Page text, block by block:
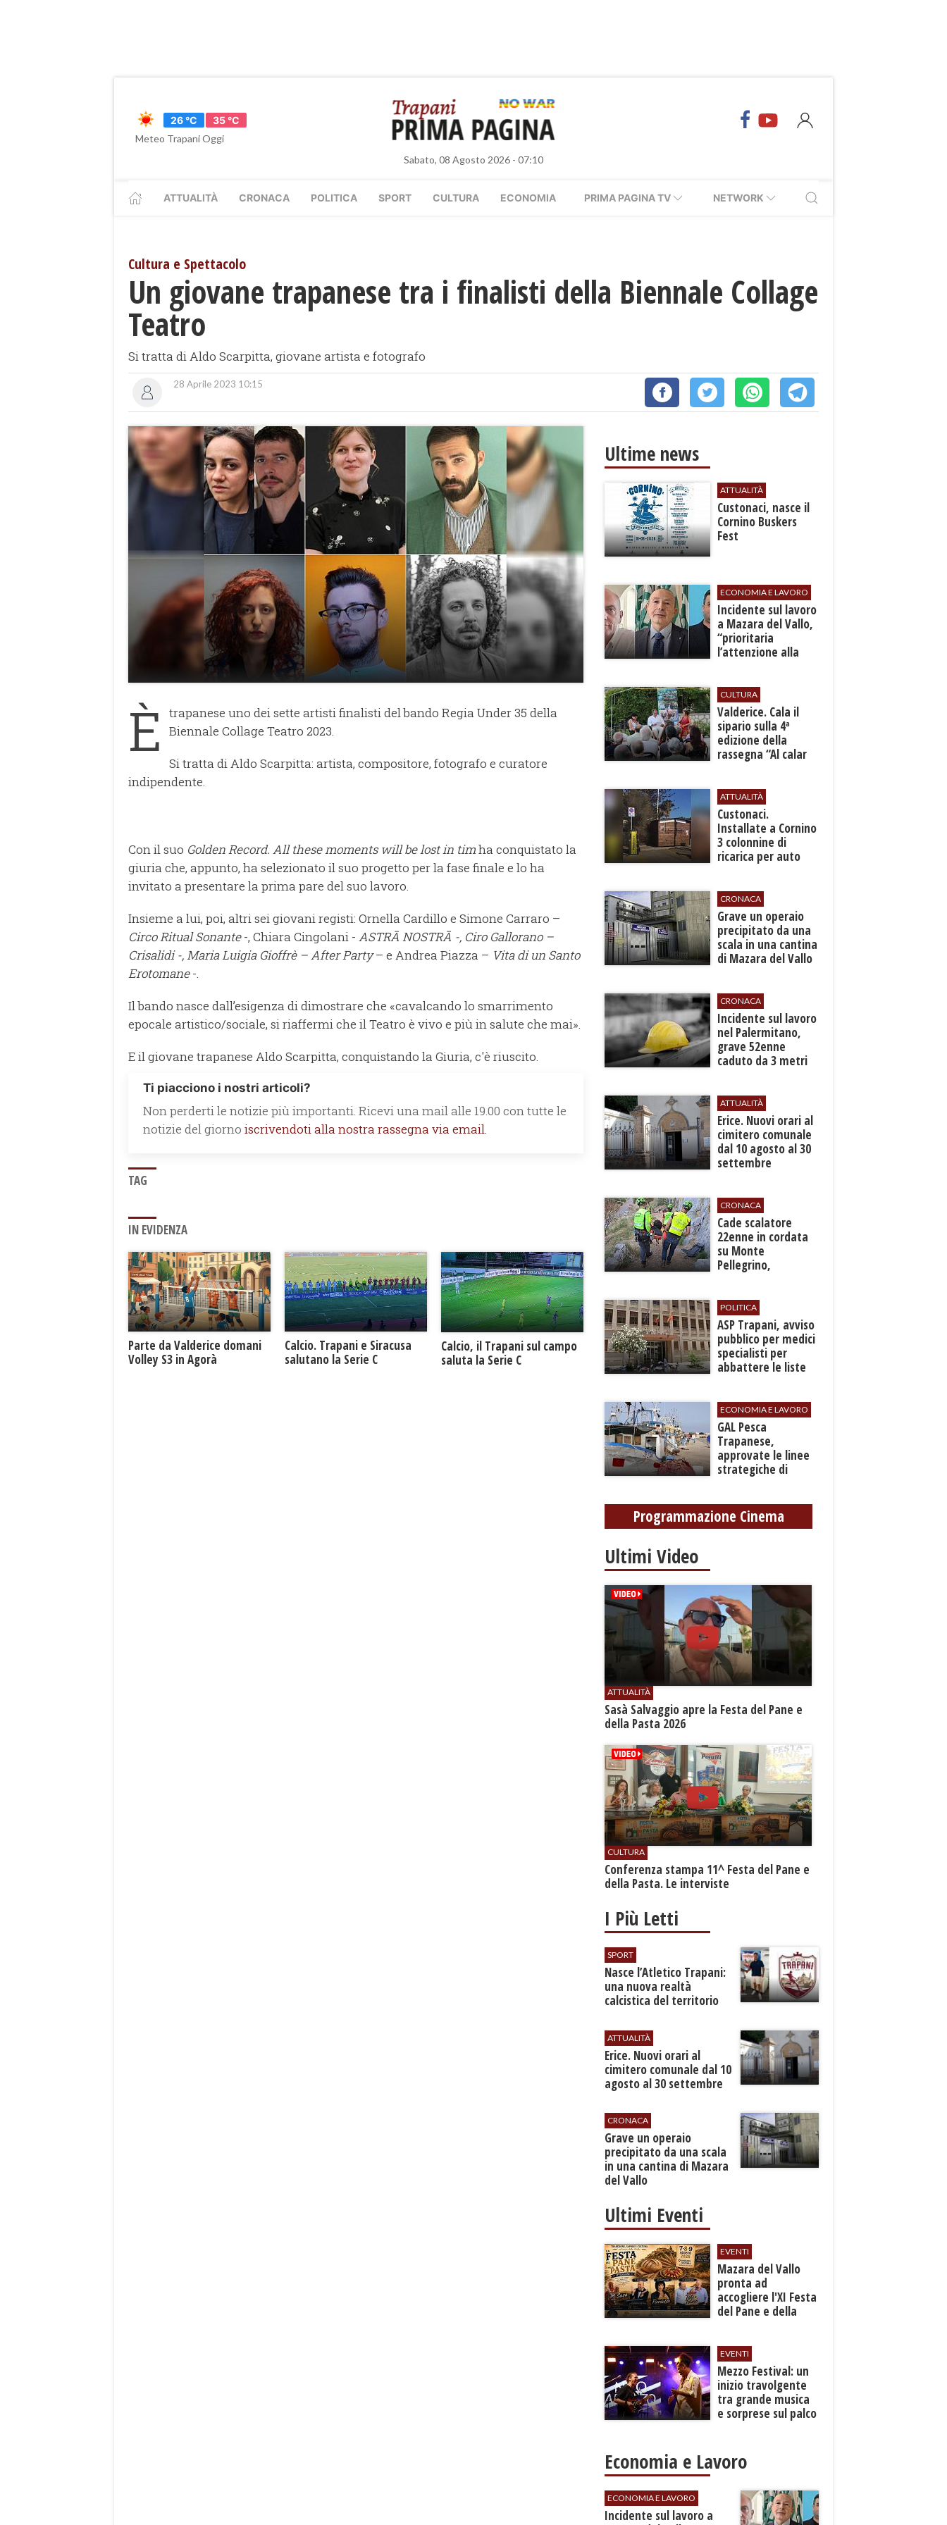
26 °C
35 °C
Meteo Trapani Oggi
Sabato, 08 Agosto 2026 - 07:10
ATTUALITÀ CRONACA POLITICA SPORT CULTURA ECONOMIA PRIMA PAGINA TV NETWORK
Cultura e Spettacolo
Un giovane trapanese tra i finalisti della Biennale Collage
Teatro
Si tratta di Aldo Scarpitta, giovane artista e fotografo
28 Aprile 2023 10:15
È
trapanese uno dei sette artisti finalisti del bando Regia Under 35 della
Biennale Collage Teatro 2023.
Si tratta di Aldo Scarpitta: artista, compositore, fotografo e curatore
indipendente.
Con il suo Golden Record. All these moments will be lost in timha conquistato la
giuria che, appunto, ha selezionato il suo progetto per la fase finale e lo ha
invitato a presentare la prima pare del suo lavoro.
Insieme a lui, poi, altri sei giovani registi: Ornella Cardillo e Simone Carraro –
Circo Ritual Sonante-, Chiara Cingolani - ASTRĀ NOSTRĀ -, Ciro Gallorano –
Crisalidi-, Maria Luigia Gioffrè –After Party– e Andrea Piazza – Vita di un Santo
Erotomane-.
Il bando nasce dall’esigenza di dimostrare che «cavalcando lo smarrimento
epocale artistico/sociale, si riaffermi che il Teatro è vivo e più in salute che mai».
E il giovane trapanese Aldo Scarpitta, conquistando la Giuria, c'è riuscito.
Ti piacciono i nostri articoli?
Non perderti le notizie più importanti. Ricevi una mail alle 19.00 con tutte le
notizie del giorno iscrivendoti alla nostra rassegna via email.
TAG
IN EVIDENZA
Parte da Valderice domani
Volley S3 in Agorà
Calcio. Trapani e Siracusa
salutano la Serie C
Calcio, il Trapani sul campo
saluta la Serie C
Ultime news
ATTUALITÀ
Custonaci, nasce il
Cornino Buskers
Fest
ECONOMIA E LAVORO
​Incidente sul lavoro
a Mazara del Vallo,
“prioritaria
l’attenzione alla
CULTURA
Valderice. Cala il
sipario sulla 4ª
edizione della
rassegna “Al calar
ATTUALITÀ
Custonaci.
Installate a Cornino
3 colonnine di
ricarica per auto
CRONACA
​Grave un operaio
precipitato da una
scala in una cantina
di Mazara del Vallo
CRONACA
​Incidente sul lavoro
nel Palermitano,
grave 52enne
caduto da 3 metri
ATTUALITÀ
​Erice. Nuovi orari al
cimitero comunale
dal 10 agosto al 30
settembre
CRONACA
​Cade scalatore
22enne in cordata
su Monte
Pellegrino,
gamba
POLITICA
ASP Trapani, avviso
pubblico per medici
specialisti per
abbattere le liste
ECONOMIA E LAVORO
GAL Pesca
Trapanese,
approvate le linee
strategiche di
settembre
Programmazione Cinema
Ultimi Video
ATTUALITÀ
Sasà Salvaggio apre la Festa del Pane e
della Pasta 2026
CULTURA
Conferenza stampa 11^ Festa del Pane e
della Pasta. Le interviste
I Più Letti
SPORT
Nasce l’Atletico Trapani:
una nuova realtà
calcistica del territorio
ATTUALITÀ
​Erice. Nuovi orari al
cimitero comunale dal 10
agosto al 30 settembre
CRONACA
​Grave un operaio
precipitato da una scala
in una cantina di Mazara
del Vallo
Ultimi Eventi
EVENTI
Mazara del Vallo
pronta ad
accogliere l'XI Festa
del Pane e della
EVENTI
Mezzo Festival: un
inizio travolgente
tra grande musica
e sorprese sul palco
Economia e Lavoro
ECONOMIA E LAVORO
​Incidente sul lavoro a